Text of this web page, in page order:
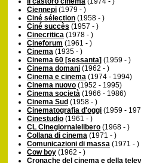
Ciennepi (1979 - )
Ciné sélection (1958 - )
Ciné succès (1957 - )
Cinecritica (1978 - )
Cineforum (1961 - )
Cinema (1935 - )
Cinema 60 [sessanta] (1959 - )
Cinema domani (1962 - )
Cinema e cinema (1974 - 1994)
Cinema nuovo (1952 - 1995)
Cinema società (1966 - 1986)
Cinema Sud (1958 - )
Cinematografia d'oggi (1959 -
Cinestudio (1961 - )
CL Cinegiornalelibero (1968 - )
Collana di cinema (1971 - )
Comunicazioni di massa (1971 - )
Cow boy (1962 - )
Cronache del cinema e della